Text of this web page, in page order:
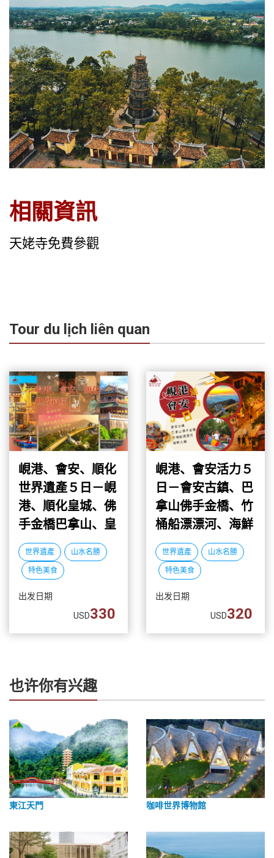
相關資訊
天姥寺免費參觀
Tour du lịch liên quan
峴港、會安、順化
世界遺產５日－峴
港、順化皇城、佛
手金橋巴拿山、皇
帝宴、龍蝦海鮮餐
世界遺產 山水名勝
特色美食
出发日期
USD330
峴港、會安活力５
日－會安古鎮、巴
拿山佛手金橋、竹
桶船漂漂河、海鮮
火鍋
世界遺產 山水名勝
特色美食
出发日期
USD320
也许你有兴趣
東江天門 咖啡世界博物館